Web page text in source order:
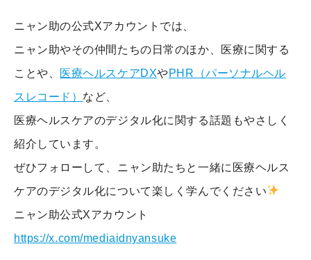
ニャン助の公式Xアカウントでは、
ニャン助やその仲間たちの日常のほか、医療に関する
ことや、
医療ヘルスケアDXやPHR（パーソナルヘル
スレコード） など、
医療ヘルスケアのデジタル化に関する話題もやさしく
紹介しています。
ぜひフォローして、ニャン助たちと一緒に医療ヘルス
ケアのデジタル化について楽しく学んでください
ニャン助公式Xアカウント
https://x.com/mediaidnyansuke